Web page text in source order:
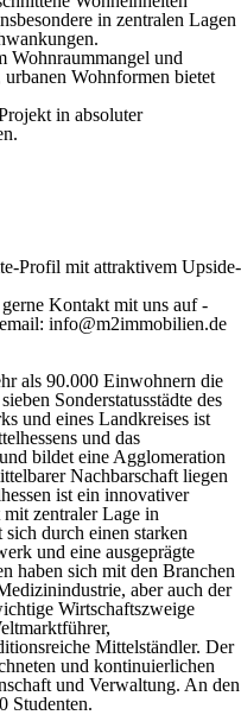
in zentralen Lagen
Wohnraummangel und
Wohnformen bietet
in absoluter
Profil mit attraktivem Upside-
Kontakt mit uns auf -
info@m2immobilien.de
als 90.000 Einwohnern die
Sonderstatusstädte des
und eines Landkreises ist
und das
bildet eine Agglomeration
Nachbarschaft liegen
ist ein innovativer
mit zentraler Lage in
durch einen starken
und eine ausgeprägte
haben sich mit den Branchen
aber auch der
Wirtschaftszweige
Mittelständler. Der
und kontinuierlichen
und Verwaltung. An den
Studenten.